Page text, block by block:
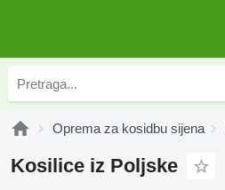
Oprema za kosidbu sijena
Kosilice iz Poljske